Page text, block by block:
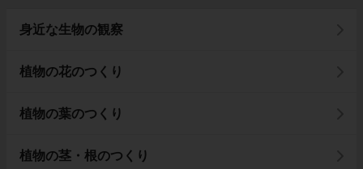
身近な生物の観察
植物の花のつくり
植物の葉のつくり
植物の茎・根のつくり